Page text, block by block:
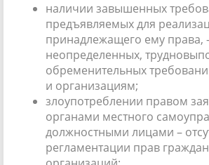
наличии завышенных
предъявляемых для
принадлежащего ему права,
неопределенных,
обременительных
и организациям;
злоупотреблении правом
органами местного
должностными лицами –
регламентации прав